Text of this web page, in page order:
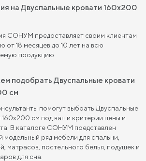
СОНУМ предоставляет своим клиентам
от 18 месяцев до 10 лет на всю
продукцию.
см
помогут выбрать Двуспальные
160х200 см под ваши критерии цены и
В каталоге СОНУМ представлен
модельный ряд мебели для спальни,
матрасов, постельного белья, подушек и
для сна.